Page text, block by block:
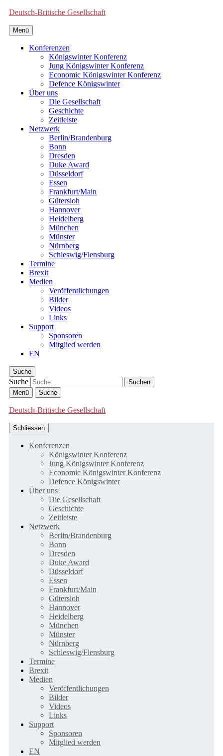
Deutsch-Britische Gesellschaft
Menü
Konferenzen
Königswinter Konferenz
Jung Königswinter Konferenz
Economic Königswinter Konferenz
Defence Königswinter
Über uns
Die Gesellschaft
Geschichte
Zeitleiste
Netzwerk
Berlin/Brandenburg
Bonn
Dresden
Duke Award
Düsseldorf
Essen
Frankfurt/Main
Gütersloh
Hannover
Heidelberg
München
Münster
Nürnberg
Schleswig/Flensburg
Termine
Brexit
Medien
Veröffentlichungen
Bilder
Videos
Links
Support
Sponsoren
Mitglied werden
EN
Suche
Suche
Menü Suche
Deutsch-Britische Gesellschaft
Schliessen
Konferenzen
Königswinter Konferenz
Jung Königswinter Konferenz
Economic Königswinter Konferenz
Defence Königswinter
Über uns
Die Gesellschaft
Geschichte
Zeitleiste
Netzwerk
Berlin/Brandenburg
Bonn
Dresden
Duke Award
Düsseldorf
Essen
Frankfurt/Main
Gütersloh
Hannover
Heidelberg
München
Münster
Nürnberg
Schleswig/Flensburg
Termine
Brexit
Medien
Veröffentlichungen
Bilder
Videos
Links
Support
Sponsoren
Mitglied werden
EN